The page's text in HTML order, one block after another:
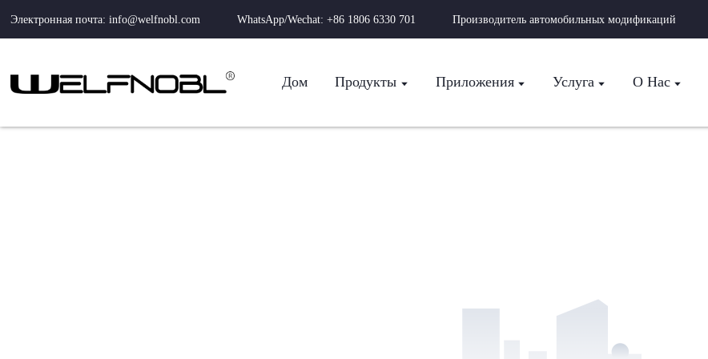
Электронная почта: info@welfnobl.com WhatsApp/Wechat: +86 1806 6330 701 Производитель автомобильных модификаций
Дом Продукты Приложения Услуга О Нас